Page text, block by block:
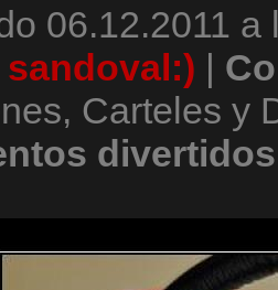
06.12.2011 a
sandoval:) |
Carteles y
divertidos